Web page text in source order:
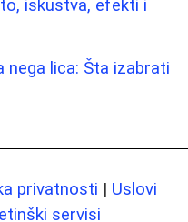
iskustva, efekti i
nega lica: Šta izabrati
privatnosti | Uslovi
servisi